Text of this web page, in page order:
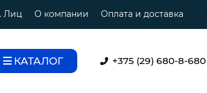
Лиц О компании Оплата и доставка
КАТАЛОГ +375 (29) 680-8-680